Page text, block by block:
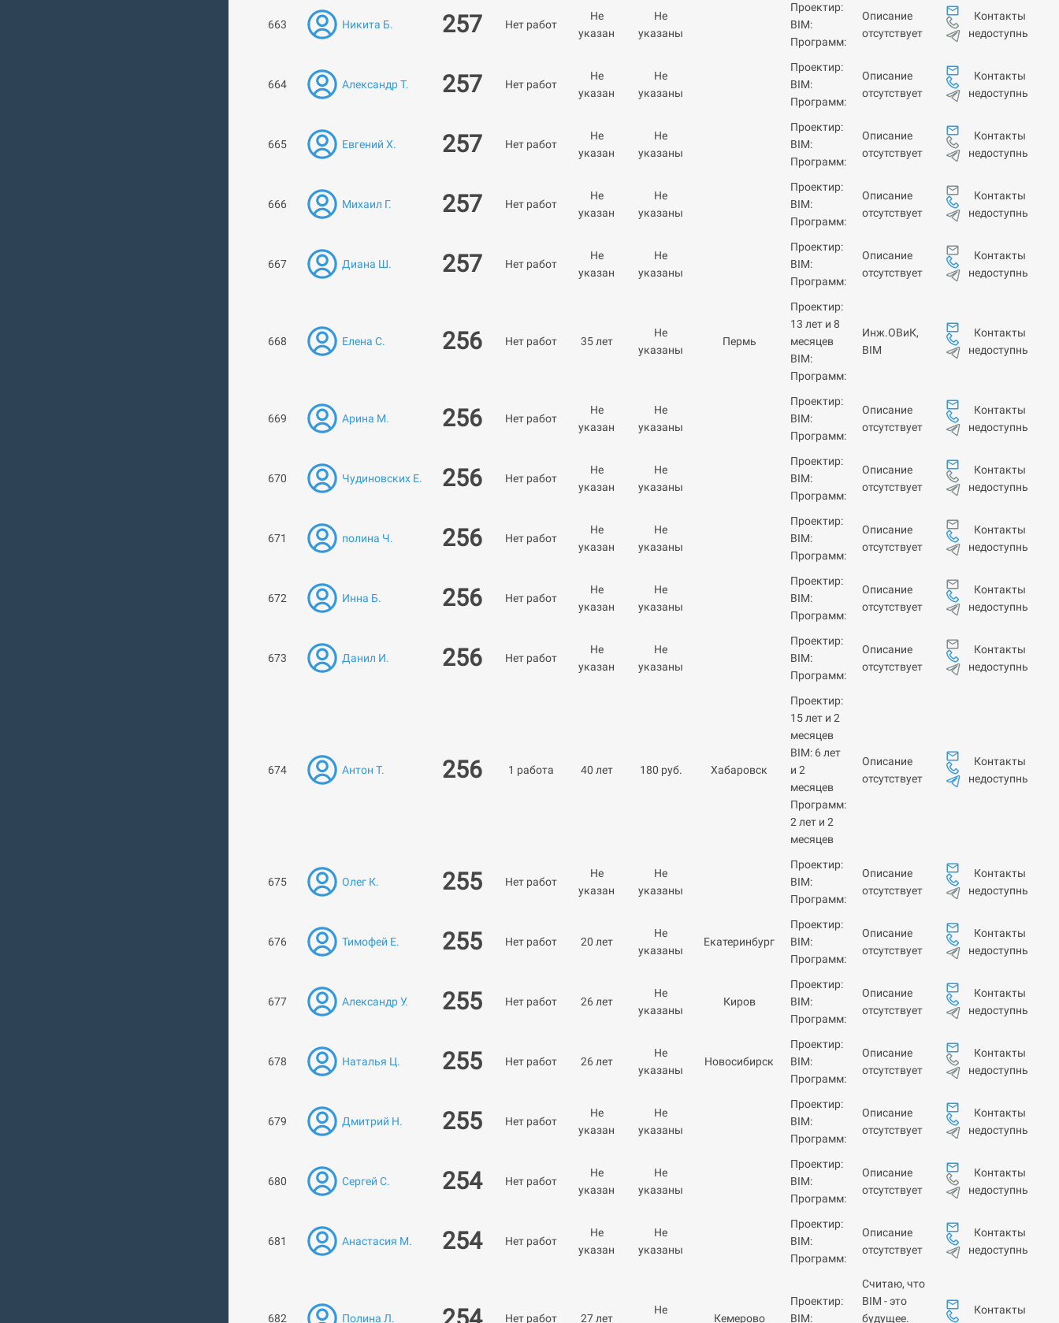
663 Никита Б. 257 Нет работ
Не
указан
Не
указаны
Проектир:
BIM:
Программ:
Описание
отсутствует
Контакты
недоступны
664 Александр Т. 257 Нет работ
Не
указан
Не
указаны
Проектир:
BIM:
Программ:
Описание
отсутствует
Контакты
недоступны
665 Евгений Х. 257 Нет работ
Не
указан
Не
указаны
Проектир:
BIM:
Программ:
Описание
отсутствует
Контакты
недоступны
666 Михаил Г. 257 Нет работ
Не
указан
Не
указаны
Проектир:
BIM:
Программ:
Описание
отсутствует
Контакты
недоступны
667 Диана Ш. 257 Нет работ
Не
указан
Не
указаны
Проектир:
BIM:
Программ:
Описание
отсутствует
Контакты
недоступны
668 Елена С. 256 Нет работ 35 лет
Не
указаны
Пермь
Проектир:
13 лет и 8
месяцев
BIM:
Программ:
Инж.ОВиК,
BIM
Контакты
недоступны
669 Арина М. 256 Нет работ
Не
указан
Не
указаны
Проектир:
BIM:
Программ:
Описание
отсутствует
Контакты
недоступны
670 Чудиновских Е. 256 Нет работ
Не
указан
Не
указаны
Проектир:
BIM:
Программ:
Описание
отсутствует
Контакты
недоступны
671 полина Ч. 256 Нет работ
Не
указан
Не
указаны
Проектир:
BIM:
Программ:
Описание
отсутствует
Контакты
недоступны
672 Инна Б. 256 Нет работ
Не
указан
Не
указаны
Проектир:
BIM:
Программ:
Описание
отсутствует
Контакты
недоступны
673 Данил И. 256 Нет работ
Не
указан
Не
указаны
Проектир:
BIM:
Программ:
Описание
отсутствует
Контакты
недоступны
674 Антон Т. 256 1 работа 40 лет 180 руб. Хабаровск
Проектир:
15 лет и 2
месяцев
BIM: 6 лет
и 2
месяцев
Программ:
2 лет и 2
месяцев
Описание
отсутствует
Контакты
недоступны
675 Олег К. 255 Нет работ
Не
указан
Не
указаны
Проектир:
BIM:
Программ:
Описание
отсутствует
Контакты
недоступны
676 Тимофей Е. 255 Нет работ 20 лет
Не
указаны
Екатеринбург
Проектир:
BIM:
Программ:
Описание
отсутствует
Контакты
недоступны
677 Александр У. 255 Нет работ 26 лет
Не
указаны
Киров
Проектир:
BIM:
Программ:
Описание
отсутствует
Контакты
недоступны
678 Наталья Ц. 255 Нет работ 26 лет
Не
указаны
Новосибирск
Проектир:
BIM:
Программ:
Описание
отсутствует
Контакты
недоступны
679 Дмитрий Н. 255 Нет работ
Не
указан
Не
указаны
Проектир:
BIM:
Программ:
Описание
отсутствует
Контакты
недоступны
680 Сергей С. 254 Нет работ
Не
указан
Не
указаны
Проектир:
BIM:
Программ:
Описание
отсутствует
Контакты
недоступны
681 Анастасия М. 254 Нет работ
Не
указан
Не
указаны
Проектир:
BIM:
Программ:
Описание
отсутствует
Контакты
недоступны
682 Полина Л. Нет работ 27 лет
Не
Кемерово
Проектир:
BIM:
Считаю, что
BIM - это
будущее.
Контакты